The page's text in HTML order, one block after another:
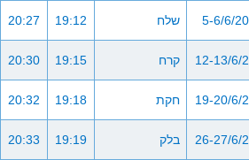
5-6/6/ שלח 19:12
20:27
12-13/6/ קרח 19:15
20:30
19-20/6/ חקת 19:18
20:32
26-27/6/ בלק 19:19
20:33